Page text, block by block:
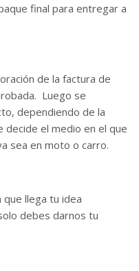
final para entregar a
de la factura de
Luego se
dependiendo de la
decide el medio en el que
sea en moto o carro.
llega tu idea
debes darnos tu